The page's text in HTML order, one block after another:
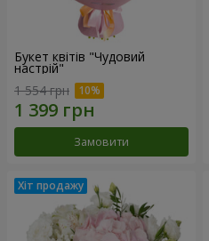
Букет квітів "Чудовий
настрій"
1 554 грн
Замовити